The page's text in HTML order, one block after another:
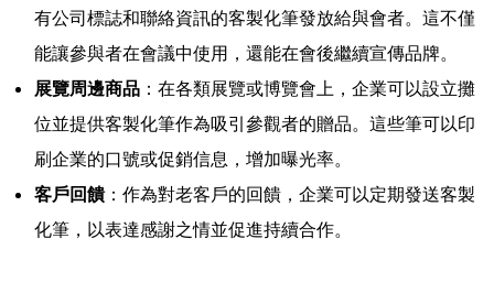
有公司標誌和聯絡資訊的客製化筆發放給與會者。這不僅
能讓參與者在會議中使用，還能在會後繼續宣傳品牌。
展覽周邊商品 ：在各類展覽或博覽會上，企業可以設立攤
位並提供客製化筆作為吸引參觀者的贈品。這些筆可以印
刷企業的口號或促銷信息，增加曝光率。
客戶回饋：作為對老客戶的回饋，企業可以定期發送客製
化筆，以表達感謝之情並促進持續合作。